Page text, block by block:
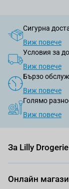
Сигурна
Виж повече
Условия за
Виж повече
Бързо
Виж повече
Голямо
Виж повече
За Lilly Drogerie
Онлайн